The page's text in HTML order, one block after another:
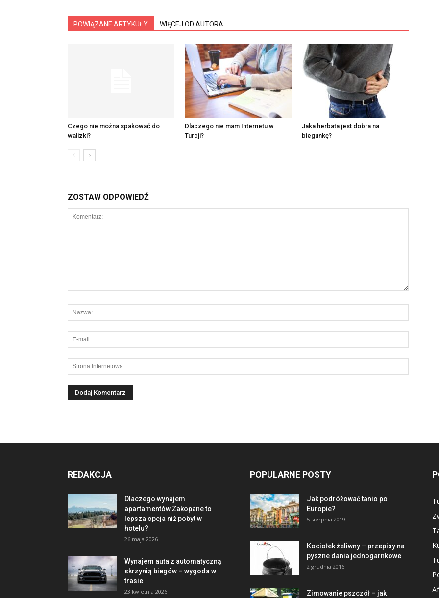
POWIĄZANE ARTYKUŁY WIĘCEJ OD AUTORA
Czego nie można spakować do
walizki?
Dlaczego nie mam Internetu w
Turcji?
Jaka herbata jest dobra na
biegunkę?
ZOSTAW ODPOWIEDŹ
REDAKCJA
Dlaczego wynajem
apartamentów Zakopane to
lepsza opcja niż pobyt w
hotelu?
26 maja 2026
Wynajem auta z automatyczną
skrzynią biegów – wygoda w
trasie
23 kwietnia 2026
POPULARNE POSTY
Jak podróżować tanio po
Europie?
5 sierpnia 2019
Kociołek żeliwny – przepisy na
pyszne dania jednogarnkowe
2 grudnia 2016
Zimowanie pszczół – jak